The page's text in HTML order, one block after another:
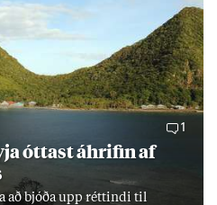
1
ótt­ast áhrif­in af
að bjóða upp rétt­indi til